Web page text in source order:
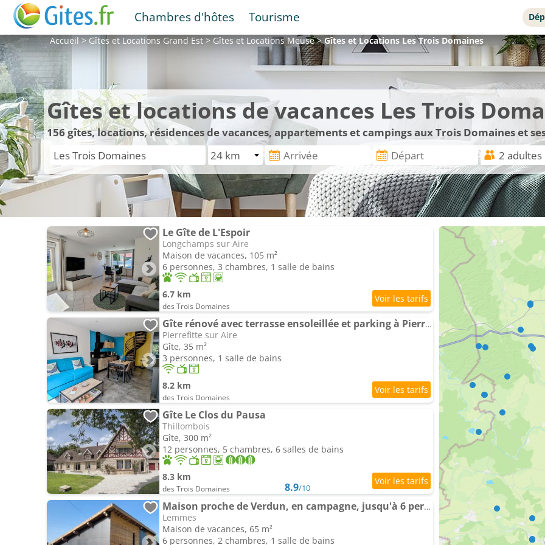
Chambres d'hôtes Tourisme
Accueil>Gîtes et LocationsGrand Est>Gîtes et LocationsMeuse>Gîtes et LocationsLes Trois Domaines
Gîtes et locations de vacances Les Trois
156gîtes, locations, résidences de vacances, appartements et campings aux Trois Domaines et
Le Gîte de L'Espoir
Longchamps sur Aire
Maison de vacances, 105 m²
6 personnes, 3 chambres, 1 salle de bains
6.7 km
des Trois Domaines
Gîte rénové avec terrasse ensoleillée et parking à Pierrefitte-sur-Aire - FR-1-585-136
Pierrefitte sur Aire
Gîte, 35 m²
3 personnes, 1 salle de bains
8.2 km
des Trois Domaines
Gîte Le Clos du Pausa
Thillombois
Gîte, 300 m²
12 personnes, 5 chambres, 6 salles de bains
8.3 km
des Trois Domaines 8.9/10
Maison proche de Verdun, en campagne, jusqu'à 6 personnes
Lemmes
Maison de vacances, 65 m²
6 personnes, 2 chambres, 1 salle de bains